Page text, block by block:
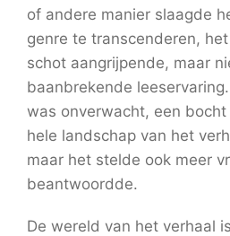
of andere manier slaagde
genre te transcenderen,
schot aangrijpende, maar
baanbrekende
was onverwacht, een
hele landschap van het
maar het stelde ook meer
beantwoordde.
De wereld van het verhaal